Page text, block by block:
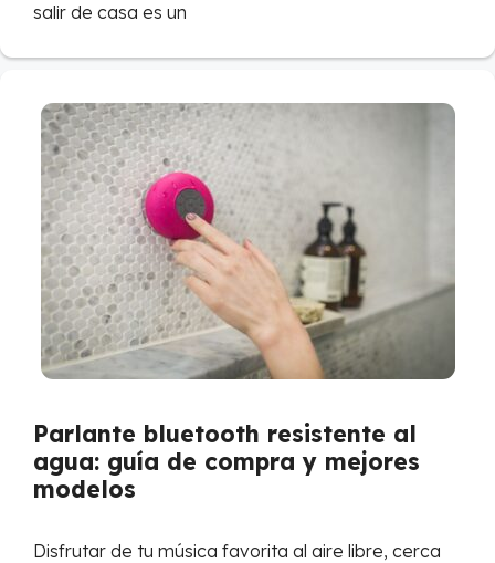
salir de casa es un
Parlante bluetooth resistente al
agua: guía de compra y mejores
modelos
Disfrutar de tu música favorita al aire libre, cerca